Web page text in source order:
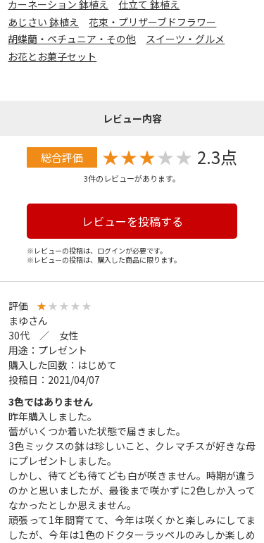
カーネーション 鉢植え
仕立て 鉢植え
あじさい 鉢植え
花束・プリザーブドフラワー
胡蝶蘭・ペチュニア・その他
スイーツ・グルメ
お花とお菓子セット
レビュー内容
総合評価 ★★★★★ 2.3点
3件のレビューがあります。
レビューを投稿する
※レビューの投稿は、ログインが必要です。
※レビューの投稿は、購入した商品に限ります。
評価 ★★ ★ ★ ★
まゆさん
30代 ／ 女性
用途：プレゼント
購入した回数：はじめて
投稿日：2021/04/07
3色ではありません
昨年購入しました。
蕾がいくつか着いた状態で届きました。
3色ミックスの鉢は珍しいこと、クレマチスが好きな母
にプレゼントしました。
しかし、待てども待てども白が咲きません。時期が違う
のかと思いましたが、最後まで咲かずに2色しか入って
なかったとしか思えません。
頑張って1年間育てて、今年は咲くかと楽しみにしてま
したが、今年は1色のドクターラッペルのみしか楽しめ